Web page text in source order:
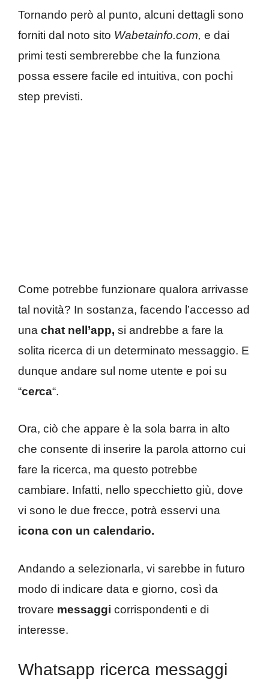
Tornando però al punto, alcuni dettagli sono
forniti dal noto sito Wabetainfo.com, e dai
primi testi sembrerebbe che la funziona
possa essere facile ed intuitiva, con pochi
step previsti.
Come potrebbe funzionare qualora arrivasse
tal novità? In sostanza, facendo l’accesso ad
una chat nell’app, si andrebbe a fare la
solita ricerca di un determinato messaggio. E
dunque andare sul nome utente e poi su
“cerca“.
Ora, ciò che appare è la sola barra in alto
che consente di inserire la parola attorno cui
fare la ricerca, ma questo potrebbe
cambiare. Infatti, nello specchietto giù, dove
vi sono le due frecce, potrà esservi una
icona con un calendario.
Andando a selezionarla, vi sarebbe in futuro
modo di indicare data e giorno, così da
trovare messaggi corrispondenti e di
interesse.
Whatsapp ricerca messaggi